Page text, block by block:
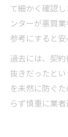
て細かく確認
ンターが悪質
参考にすると安
過去には、契
抜きだったと
を未然に防ぐ
らず慎重に業者